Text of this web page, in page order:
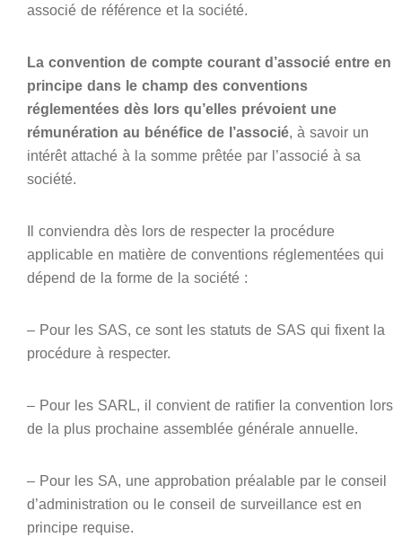
associé de référence et la société.
La convention de compte courant d’associé entre en
principe dans le champ des conventions
réglementées dès lors qu’elles prévoient une
rémunération au bénéfice de l’associé, à savoir un
intérêt attaché à la somme prêtée par l’associé à sa
société.
Il conviendra dès lors de respecter la procédure
applicable en matière de conventions réglementées qui
dépend de la forme de la société :
– Pour les SAS, ce sont les statuts de SAS qui fixent la
procédure à respecter.
– Pour les SARL, il convient de ratifier la convention lors
de la plus prochaine assemblée générale annuelle.
– Pour les SA, une approbation préalable par le conseil
d’administration ou le conseil de surveillance est en
principe requise.